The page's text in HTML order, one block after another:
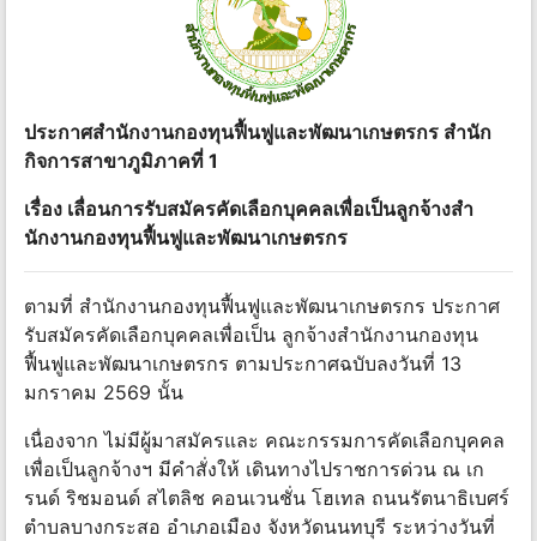
ประกาศสํานักงานกองทุนฟื้นฟูและพัฒนาเกษตรกร สํานัก
กิจการสาขาภูมิภาคที่ 1
เรื่อง เลื่อนการรับสมัครคัดเลือกบุคคลเพื่อเป็นลูกจ้างสํา
นักงานกองทุนฟื้นฟูและพัฒนาเกษตรกร
ตามที่ สํานักงานกองทุนฟื้นฟูและพัฒนาเกษตรกร ประกาศ
รับสมัครคัดเลือกบุคคลเพื่อเป็น ลูกจ้างสํานักงานกองทุน
ฟื้นฟูและพัฒนาเกษตรกร ตามประกาศฉบับลงวันที่ 13
มกราคม 2569 นั้น
เนื่องจาก ไม่มีผู้มาสมัครและ คณะกรรมการคัดเลือกบุคคล
เพื่อเป็นลูกจ้างฯ มีคําสั่งให้ เดินทางไปราชการด่วน ณ เก
รนด์ ริชมอนด์ สไตลิช คอนเวนชั่น โฮเทล ถนนรัตนาธิเบศร์
ตําบลบางกระสอ อําเภอเมือง จังหวัดนนทบุรี ระหว่างวันที่